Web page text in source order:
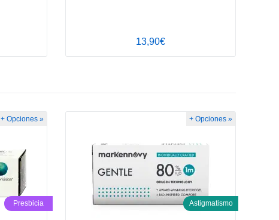
13,90€
Presbicia
+ Opciones »
Astigmatismo
+ Opciones »